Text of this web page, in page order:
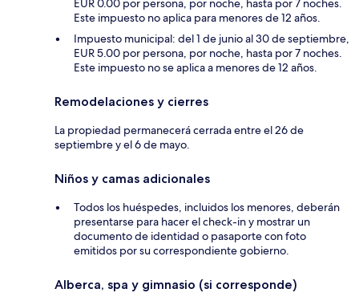
EUR 0.00 por persona, por noche, hasta por 7 noches.
Este impuesto no aplica para menores de 12 años.
Impuesto municipal: del 1 de junio al 30 de septiembre,
EUR 5.00 por persona, por noche, hasta por 7 noches.
Este impuesto no se aplica a menores de 12 años.
Remodelaciones y cierres
La propiedad permanecerá cerrada entre el 26 de
septiembre y el 6 de mayo.
Niños y camas adicionales
Todos los huéspedes, incluidos los menores, deberán
presentarse para hacer el check-in y mostrar un
documento de identidad o pasaporte con foto
emitidos por su correspondiente gobierno.
Alberca, spa y gimnasio (si corresponde)